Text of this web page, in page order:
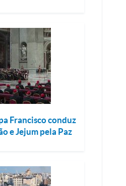
Francisco conduz
e Jejum pela Paz